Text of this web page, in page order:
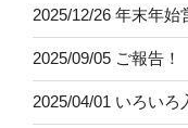
2025/12/26 年末年始
2025/09/05 ご報告！
2025/04/01 いろいろ